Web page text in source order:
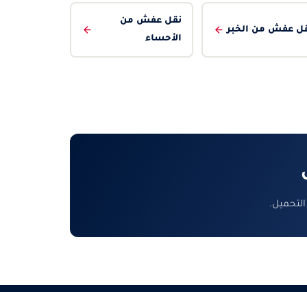
عفش من الخبر
نقل عفش من
الأحساء